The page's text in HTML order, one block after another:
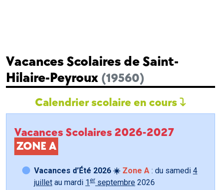
Vacances Scolaires de Saint-
Hilaire-Peyroux (19560)
Calendrier scolaire en cours
Vacances Scolaires 2026-2027
ZONE A
Vacances d’Été 2026 ☀️ Zone A : du samedi 4
juillet au mardi 1 er septembre 2026